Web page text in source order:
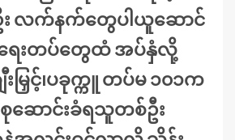
း လက်နက်တွေပါယူဆောင်
ရေးတပ်တွေထံ အပ်နှံလို့
းမြှင့်၊ပခုက္ကူ တပ်မ ၁၀၁က
ဆောင်းခံရသူတစ်ဦး